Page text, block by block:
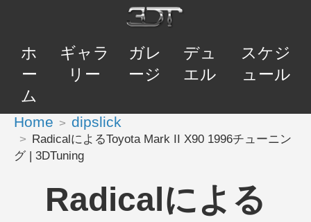
ホ
ー
ム
ギャラ
リー
ガレ
ージ
デュ
エル
スケジ
ュール
Home dipslick
RadicalによるToyota Mark II X90 1996チューニン
グ | 3DTuning
Radicalによる